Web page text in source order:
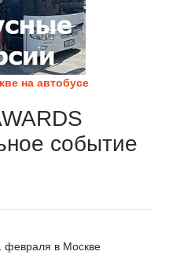
на автобусе
событие
февраля в Москве